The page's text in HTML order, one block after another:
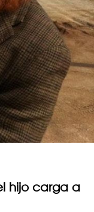
hijo carga a